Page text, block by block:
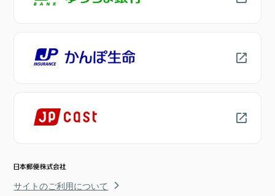
サイトのご利用について